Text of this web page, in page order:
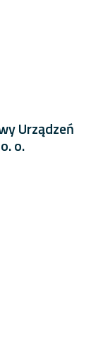
Urządzeń
o.